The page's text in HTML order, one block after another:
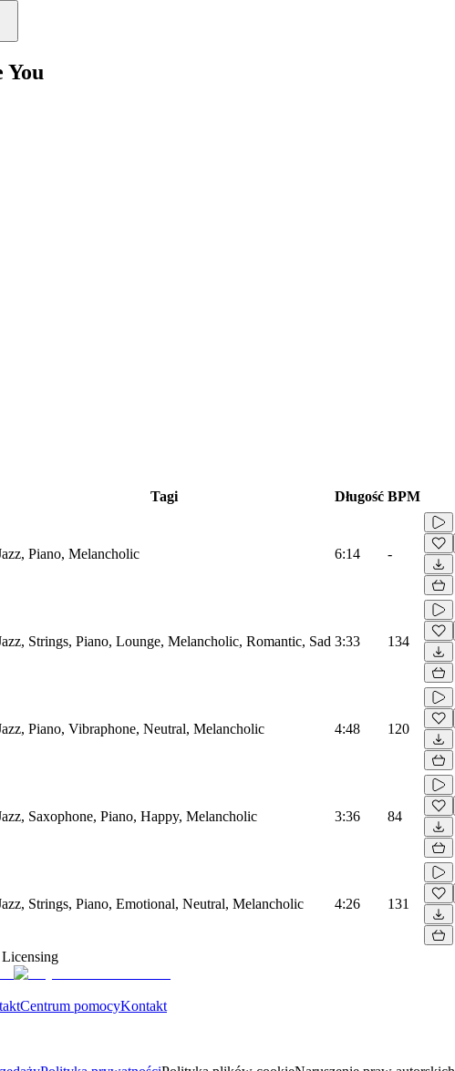
You
Tagi Długość BPM
Piano, Melancholic 6:14 -
Strings, Piano, Lounge, Melancholic, Romantic, Sad 3:33 134
Piano, Vibraphone, Neutral, Melancholic 4:48 120
Saxophone, Piano, Happy, Melancholic 3:36 84
Strings, Piano, Emotional, Neutral, Melancholic 4:26 131
Licensing
Centrum pomocyKontakt